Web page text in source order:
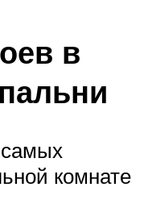
в
комнате